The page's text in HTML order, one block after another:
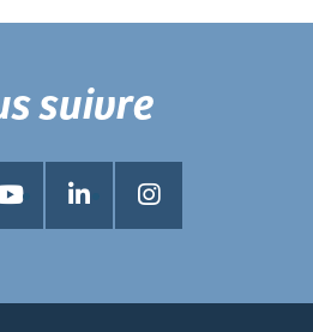
suivre